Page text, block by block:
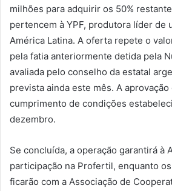
milhões para adquirir os 50%
pertencem à YPF, produtora líder de
América Latina. A oferta repete o
pela fatia anteriormente detida pela
avaliada pelo conselho da estatal
prevista ainda este mês. A
cumprimento de condições
dezembro.
Se concluída, a operação garantirá à
participação na Profertil, enquanto
ficarão com a Associação de